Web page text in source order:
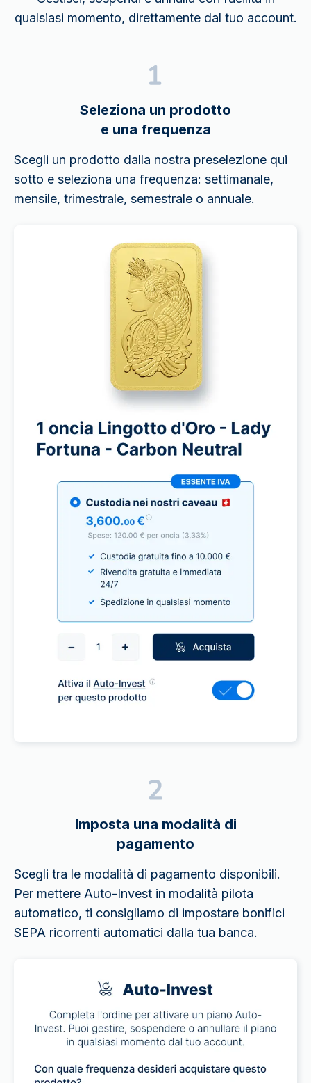
qualsiasi momento, direttamente dal tuo account.
Seleziona un prodotto
e una frequenza
Scegli un prodotto dalla nostra preselezione qui
sotto e seleziona una frequenza: settimanale,
mensile, trimestrale, semestrale o annuale.
Imposta una modalità di
pagamento
Scegli tra le modalità di pagamento disponibili.
Per mettere Auto-Invest in modalità pilota
automatico, ti consigliamo di impostare bonifici
SEPA ricorrenti automatici dalla tua banca.